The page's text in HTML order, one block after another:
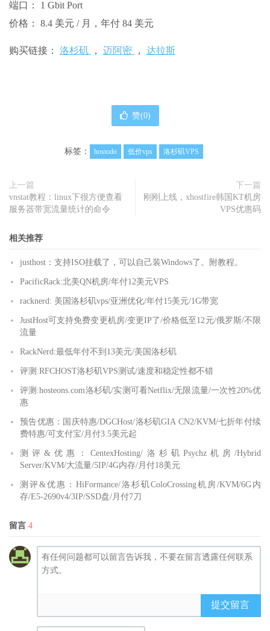
端口： 1 Gbit Port
价格： 8.4 美元 / 月，年付 84 美元
购买链接： 洛杉矶 ， 迈阿密 ， 达拉斯
赞(0)
标签： hostodo 低价vps 洛杉矶VPS
上一篇
vnstat教程：linux下很方便查看
服务器带宽流量统计的命令
下一篇
刚刚上线，xhostfire韩国KT机房
VPS优惠码
相关推荐
justhost：支持ISO挂载了，可以自己装Windows了。附教程。
PacificRack:北美QN机房/年付12美元VPS
racknerd: 美国洛杉矶vps/亚洲优化/年付15美元/1G带宽
JustHost可支持免费变更机房/变更IP了/价格低至12元/俄罗斯/不限
流量
RackNerd:最低年付不到13美元/美国洛杉矶
评测:RFCHOST洛杉矶VPS测试/速度和稳定性都不错
评测:hosteons.com洛杉矶/实测可看Netflix/无限流量/一次性20%优
惠
预告优惠：国庆特惠/DGCHost/洛杉矶GIA CN2/KVM/七折年付续
费特惠/可支付宝/月付3.5美元起
测评&优惠：CentexHosting/洛杉矶Psychz机房/Hybrid
Server/KVM/大流量/5IP/4G内存/月付18美元
测评&优惠：HiFormance/洛杉矶ColoCrossing机房/KVM/6G内
存/E5-2690v4/3IP/SSD盘/月付7刀
留言 4
提交留言